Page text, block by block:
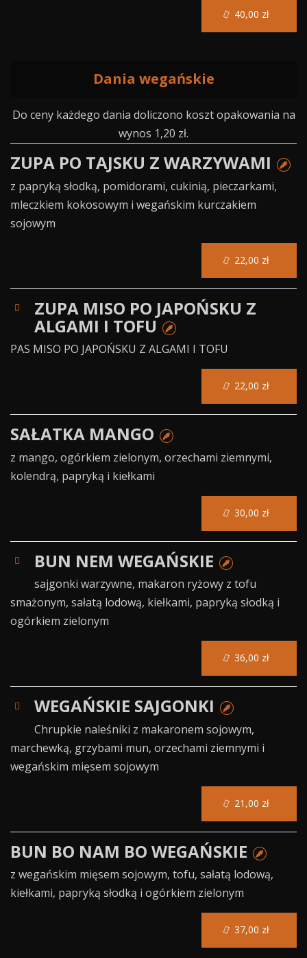
Dania wegańskie
Do ceny każdego dania doliczono koszt opakowania na
wynos 1,20 zł.
ZUPA PO TAJSKU Z WARZYWAMI
z papryką słodką, pomidorami, cukinią, pieczarkami,
mleczkiem kokosowym i wegańskim kurczakiem
sojowym
ZUPA MISO PO JAPOŃSKU Z
ALGAMI I TOFU
PAS MISO PO JAPOŃSKU Z ALGAMI I TOFU
SAŁATKA MANGO
z mango, ogórkiem zielonym, orzechami ziemnymi,
kolendrą, papryką i kiełkami
BUN NEM WEGAŃSKIE
sajgonki warzywne, makaron ryżowy z tofu
smażonym, sałatą lodową, kiełkami, papryką słodką i
ogórkiem zielonym
WEGAŃSKIE SAJGONKI
Chrupkie naleśniki z makaronem sojowym,
marchewką, grzybami mun, orzechami ziemnymi i
wegańskim mięsem sojowym
BUN BO NAM BO WEGAŃSKIE
z wegańskim mięsem sojowym, tofu, sałatą lodową,
kiełkami, papryką słodką i ogórkiem zielonym